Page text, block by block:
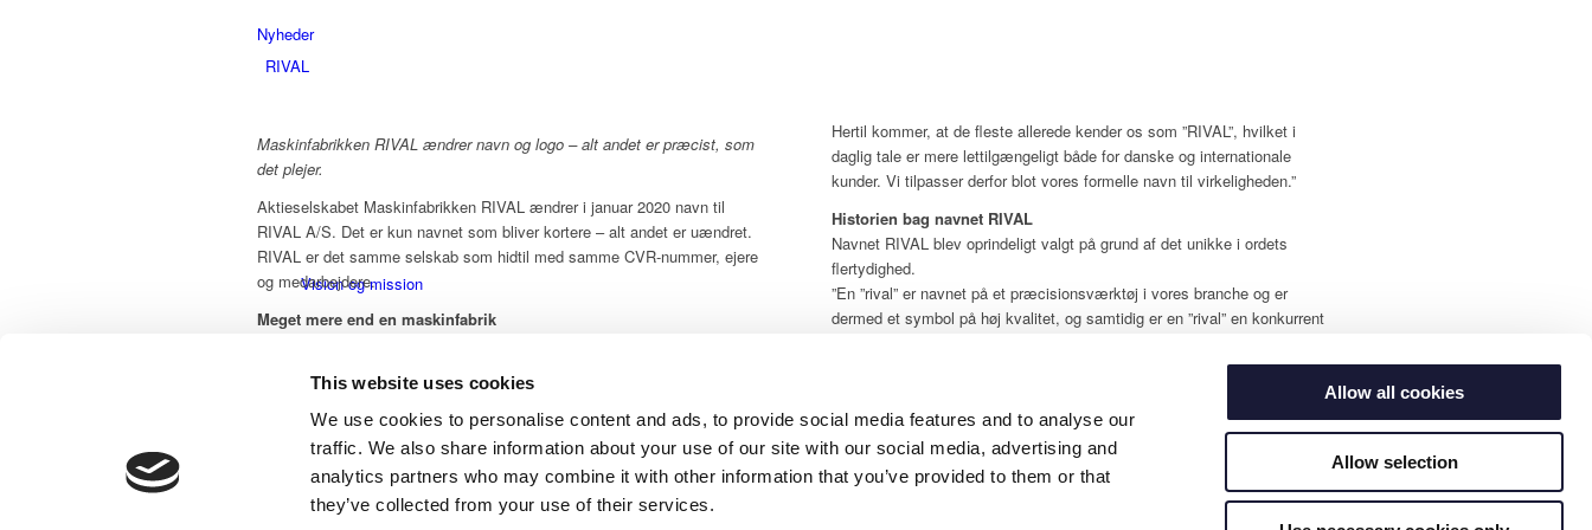
This website uses cookies
We use cookies to personalise content and ads, to provide social media features and to analyse our
traffic. We also share information about your use of our site with our social media, advertising and
analytics partners who may combine it with other information that you’ve provided to them or that
they’ve collected from your use of their services.
Allow all cookies
Allow selection
RIVAL
Vision og mission
CSR og ordentlighed
Nyheder
Maskinfabrikken RIVAL ændrer navn og logo – alt andet er præcist, som
det plejer.
Aktieselskabet Maskinfabrikken RIVAL ændrer i januar 2020 navn til
RIVAL A/S. Det er kun navnet som bliver kortere – alt andet er uændret.
RIVAL er det samme selskab som hidtil med samme CVR-nummer, ejere
og medarbejdere.
Meget mere end en maskinfabrik
maskinfabrik. Vi er en moderne virksomhed og gennem det sidste årti,
har vi konstant udviklet os og fremstår i dag som en international
samarbejdspartner i udvikling og produktion af kritiske og kostbare emner
til krævende brancher.
Hertil kommer, at de fleste allerede kender os som ”RIVAL”, hvilket i
daglig tale er mere lettilgængeligt både for danske og internationale
kunder. Vi tilpasser derfor blot vores formelle navn til virkeligheden.”
Historien bag navnet RIVAL
Navnet RIVAL blev oprindeligt valgt på grund af det unikke i ordets
flertydighed.
”En ”rival” er navnet på et præcisionsværktøj i vores branche og er
dermed et symbol på høj kvalitet, og samtidig er en ”rival” en konkurrent
rammer og gøre op med normaliteten,” siger Henrik Holvad.
”Navnet afspejler dermed den rolle, vi har haft på markedet i mange år og
stadig har. Vores kunder kender os som en virksomhed, der er noget
særligt på netop kvalitet og på vores evne til at tænke innovativt og
utraditionelt.”